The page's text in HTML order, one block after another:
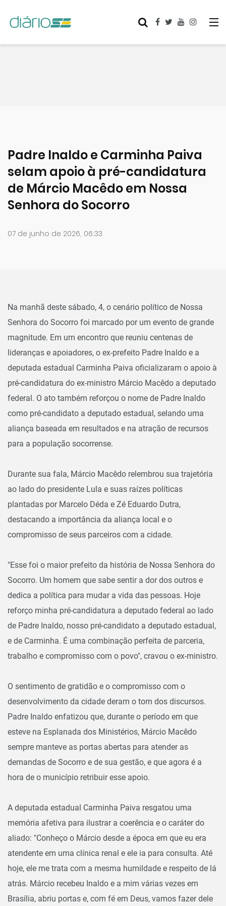
Padre Inaldo e Carminha Paiva
selam apoio à pré-candidatura
de Márcio Macêdo em Nossa
Senhora do Socorro
07 de junho de 2026, 06:33
Na manhã deste sábado, 4, o cenário político de Nossa
Senhora do Socorro foi marcado por um evento de grande
magnitude. Em um encontro que reuniu centenas de
lideranças e apoiadores, o ex-prefeito Padre Inaldo e a
deputada estadual Carminha Paiva oficializaram o apoio à
pré-candidatura do ex-ministro Márcio Macêdo a deputado
federal. O ato também reforçou o nome de Padre Inaldo
como pré-candidato a deputado estadual, selando uma
aliança baseada em resultados e na atração de recursos
para a população socorrense.
Durante sua fala, Márcio Macêdo relembrou sua trajetória
ao lado do presidente Lula e suas raízes políticas
plantadas por Marcelo Déda e Zé Eduardo Dutra,
destacando a importância da aliança local e o
compromisso de seus parceiros com a cidade.
"Esse foi o maior prefeito da história de Nossa Senhora do
Socorro. Um homem que sabe sentir a dor dos outros e
dedica a política para mudar a vida das pessoas. Hoje
reforço minha pré-candidatura a deputado federal ao lado
de Padre Inaldo, nosso pré-candidato a deputado estadual,
e de Carminha. É uma combinação perfeita de parceria,
trabalho e compromisso com o povo", cravou o ex-ministro.
O sentimento de gratidão e o compromisso com o
desenvolvimento da cidade deram o tom dos discursos.
Padre Inaldo enfatizou que, durante o período em que
esteve na Esplanada dos Ministérios, Márcio Macêdo
sempre manteve as portas abertas para atender as
demandas de Socorro e de sua gestão, e que agora é a
hora de o município retribuir esse apoio.
A deputada estadual Carminha Paiva resgatou uma
memória afetiva para ilustrar a coerência e o caráter do
aliado: "Conheço o Márcio desde a época em que eu era
atendente em uma clínica renal e ele ia para consulta. Até
hoje, ele me trata com a mesma humildade e respeito de lá
atrás. Márcio recebeu Inaldo e a mim várias vezes em
Brasília, abriu portas e, com fé em Deus, vamos fazer dele